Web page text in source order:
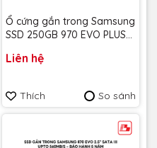
Ổ cứng gắn trong Samsung
SSD 250GB 970 EVO PLUS
Bảo Hành 5 năm
Liên hệ
Thích So sánh